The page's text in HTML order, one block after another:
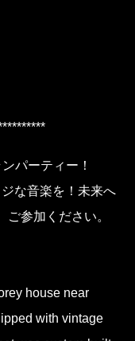
パーティー！
な音楽を！未来へ
参加ください。
house near
with vintage